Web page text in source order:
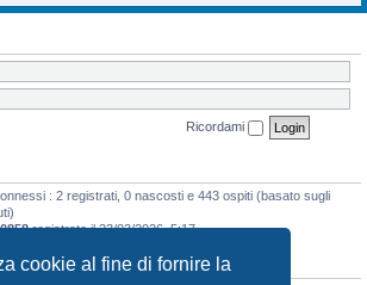
cookie al fine di fornire la
Ricordami
: 2 registrati, 0 nascosti e 443 ospiti (basato sugli
registrato il 23/03/2026, 5:17